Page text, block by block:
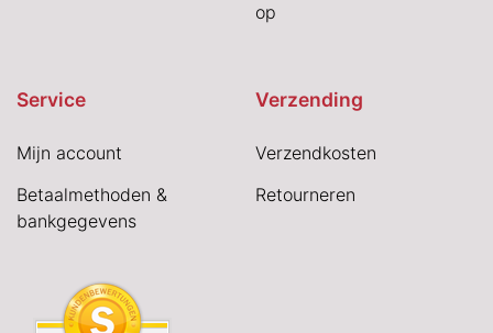
op
Service
Mijn account
Betaalmethoden &
bankgegevens
Verzending
Verzendkosten
Retourneren